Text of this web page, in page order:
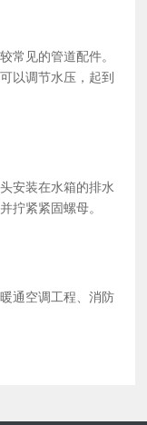
常见的管道配件。
以调节水压，起到
安装在水箱的排水
拧紧紧固螺母。
通空调工程、消防